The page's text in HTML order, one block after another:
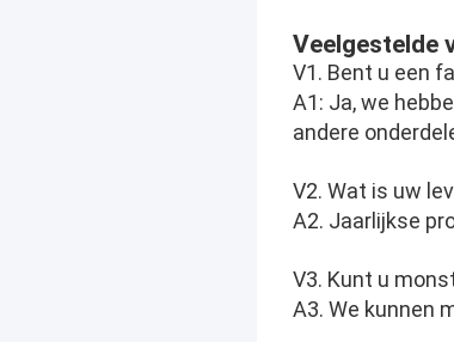
Veelgestelde
V1. Bent u een
A1: Ja, we
andere
V2. Wat is uw
A2. Jaarlijkse
V3. Kunt u
A3. We kunnen